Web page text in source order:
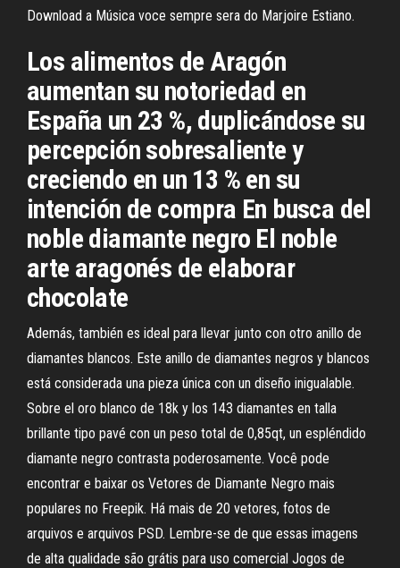
Download a Música voce sempre sera do Marjoire Estiano.
Los alimentos de Aragón
aumentan su notoriedad en
España un 23 %, duplicándose su
percepción sobresaliente y
creciendo en un 13 % en su
intención de compra En busca del
noble diamante negro El noble
arte aragonés de elaborar
chocolate
Además, también es ideal para llevar junto con otro anillo de
diamantes blancos. Este anillo de diamantes negros y blancos
está considerada una pieza única con un diseño inigualable.
Sobre el oro blanco de 18k y los 143 diamantes en talla
brillante tipo pavé con un peso total de 0,85qt, un espléndido
diamante negro contrasta poderosamente. Você pode
encontrar e baixar os Vetores de Diamante Negro mais
populares no Freepik. Há mais de 20 vetores, fotos de
arquivos e arquivos PSD. Lembre-se de que essas imagens
de alta qualidade são grátis para uso comercial Jogos de